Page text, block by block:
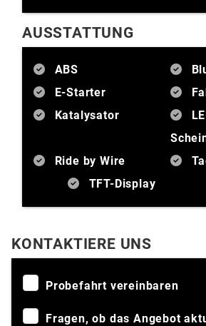
AUSSTATTUNG
ABS
E-Starter
Katalysator
Ride by Wire
TFT-Display
KONTAKTIERE UNS
Probefahrt vereinbaren
Fragen, ob das Angebot